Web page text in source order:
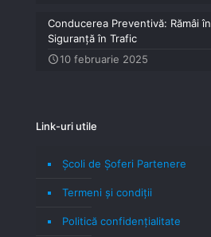
Conducerea Preventivă: Rămâi în
Siguranță în Trafic
10 februarie 2025
Link-uri utile
Școli de Șoferi Partenere
Termeni şi condiţii
Politică confidenţialitate